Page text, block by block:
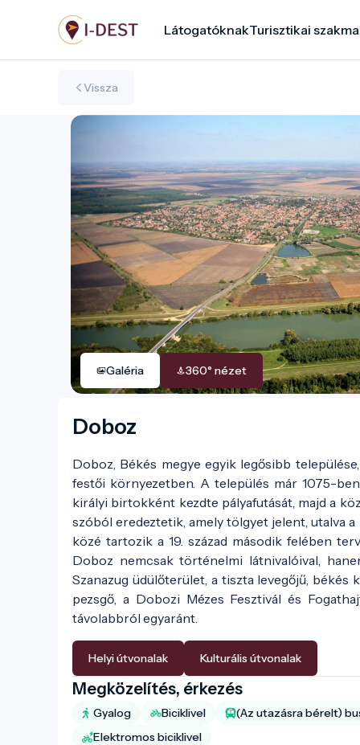
tartalomra
LátogatóknakTurisztikai
Vissza
Galéria 360° nézet
Doboz
Doboz, Békés megye egyik legősibb
festői környezetben. A település már 1075-
királyi birtokként kezdte pályafutását, majd a
szóból eredeztetik, amely tölgyet jelent, utalva
közé tartozik a 19. század második felében
Doboz nemcsak történelmi látnivalóival,
Szanazug üdülőterület, a tiszta levegőjű,
pezsgő, a Dobozi Mézes Fesztivál és
távolabbról egyaránt.
Helyi útvonalak Kulturális útvonalak
Megközelítés, érkezés
Gyalog Biciklivel (Az utazásra bérelt)
Elektromos biciklivel